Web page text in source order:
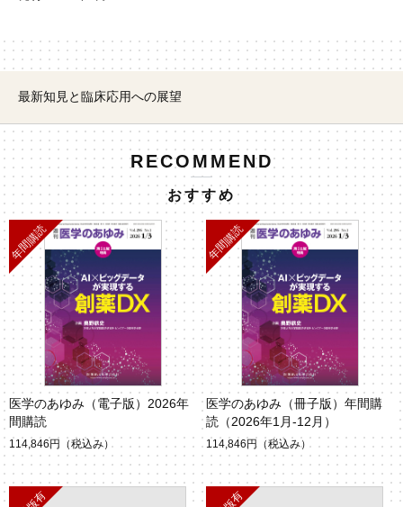
最新知見と臨床応用への展望
RECOMMEND
おすすめ
医学のあゆみ（電子版）2026年
間購読
114,846円 （税込み）
医学のあゆみ（冊子版）年間購
読（2026年1月-12月）
114,846円 （税込み）